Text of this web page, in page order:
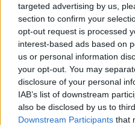
targeted advertising by us,
section to confirm your
opt-out request is processed
interest-based ads based on
us or personal information
your opt-out. You may
disclosure of your personal
IAB’s list of downstream
also be disclosed by us to
Downstream Participants that
08. 03.
HA MINDIG EZT A
RENDKÍVÜL MAGAS
Te szoktad?
08. 02.
SOKAN ROSSZUL
EMIATT CSÖKKENHET A
Érdemes odafigyelni rá
08. 01.
EGYRE TÖBB
VITAMINHIÁNY – ILYEN